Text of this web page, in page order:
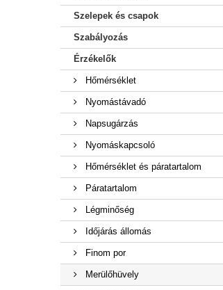
Szelepek és csapok
Szabályozás
Érzékelők
Hőmérséklet
Nyomástávadó
Napsugárzás
Nyomáskapcsoló
Hőmérséklet és páratartalom
Páratartalom
Légminőség
Időjárás állomás
Finom por
Merülőhüvely